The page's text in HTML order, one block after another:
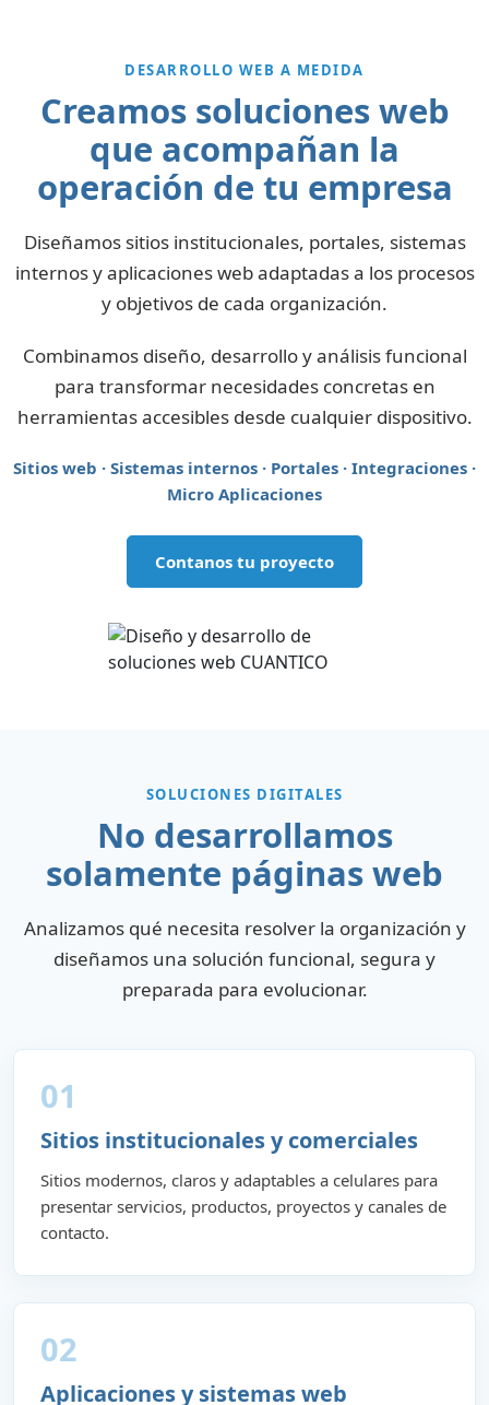
DESARROLLO WEB A MEDIDA
Creamos soluciones web
que acompañan la
operación de tu empresa
Diseñamos sitios institucionales, portales, sistemas
internos y aplicaciones web adaptadas a los procesos
y objetivos de cada organización.
Combinamos diseño, desarrollo y análisis funcional
para transformar necesidades concretas en
herramientas accesibles desde cualquier dispositivo.
Sitios web · Sistemas internos · Portales · Integraciones ·
Micro Aplicaciones
Contanos tu proyecto
SOLUCIONES DIGITALES
No desarrollamos
solamente páginas web
Analizamos qué necesita resolver la organización y
diseñamos una solución funcional, segura y
preparada para evolucionar.
01
Sitios institucionales y comerciales
Sitios modernos, claros y adaptables a celulares para
presentar servicios, productos, proyectos y canales de
contacto.
02
Aplicaciones y sistemas web